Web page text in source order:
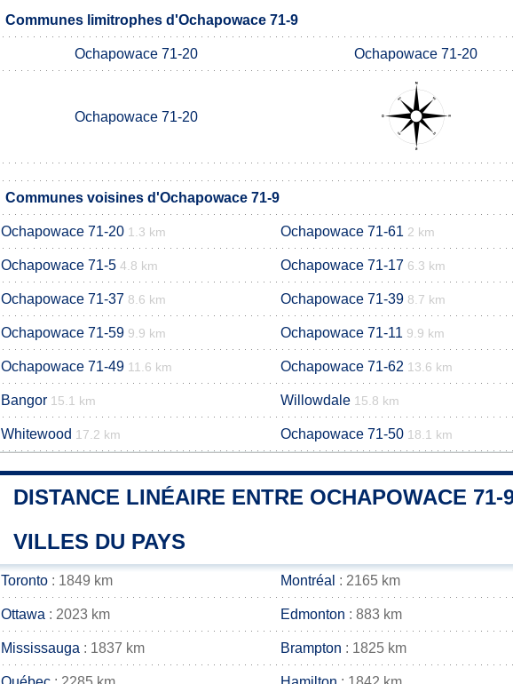
Communes limitrophes d'Ochapowace 71-9
Ochapowace 71-20 Ochapowace 71-20
Ochapowace 71-20
Communes voisines d'Ochapowace 71-9
Ochapowace 71-20 1.3 km Ochapowace 71-61 2 km
Ochapowace 71-5 4.8 km Ochapowace 71-17 6.3 km
Ochapowace 71-37 8.6 km Ochapowace 71-39 8.7 km
Ochapowace 71-59 9.9 km Ochapowace 71-11 9.9 km
Ochapowace 71-49 11.6 km Ochapowace 71-62 13.6 km
Bangor 15.1 km Willowdale 15.8 km
Whitewood 17.2 km Ochapowace 71-50 18.1 km
DISTANCE LINÉAIRE ENTRE OCHAPOWACE
VILLES DU PAYS
Toronto : 1849 km Montréal : 2165 km
Ottawa : 2023 km Edmonton : 883 km
Mississauga : 1837 km Brampton : 1825 km